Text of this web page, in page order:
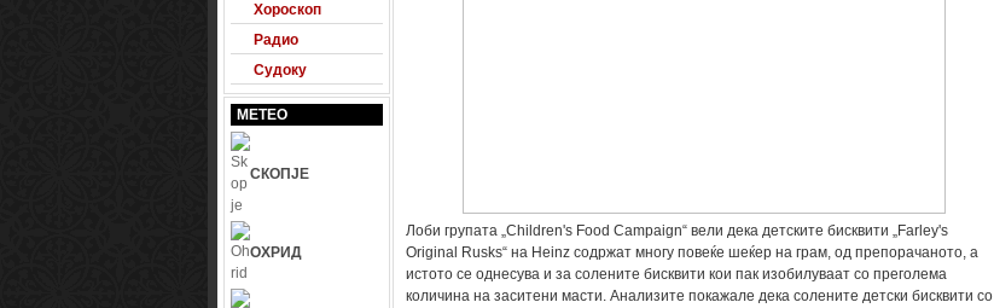
Хороскоп
Радио
Судоку
МЕТЕО
СКОПЈЕ
ОХРИД
Лоби групата „Children's Food Campaign“ вели дека детските бисквити „Farley's
Original Rusks“ на Heinz содржат многу повеќе шеќер на грам, од препорачаното, а
истото се однесува и за солените бисквити кои пак изобилуваат со преголема
количина на заситени масти. Анализите покажале дека солените детски бисквити со